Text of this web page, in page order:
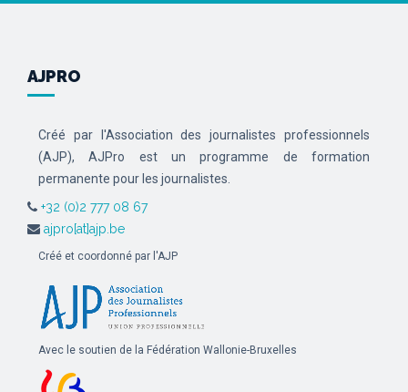
AJPRO
Créé par l'Association des journalistes professionnels
(AJP), AJPro est un programme de formation
permanente pour les journalistes.
+32 (0)2 777 08 67
ajpro[at]ajp.be
Créé et coordonné par l'AJP
Avec le soutien de la Fédération Wallonie-Bruxelles